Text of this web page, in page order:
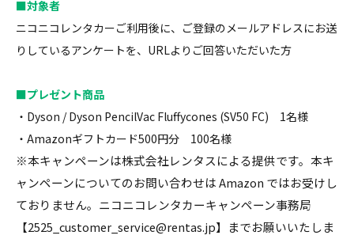
■対象者
ニコニコレンタカーご利用後に、ご登録のメールアドレスにお送
りしているアンケートを、URLよりご回答いただいた方
■プレゼント商品
・Dyson / Dyson PencilVac Fluffycones (SV50 FC) 1名様
・Amazonギフトカード500円分 100名様
※本キャンペーンは株式会社レンタスによる提供です。本キ
ャンペーンについてのお問い合わせは Amazon ではお受けし
ておりません。ニコニコレンタカーキャンペーン事務局
【2525_customer_service@rentas.jp】までお願いいたしま